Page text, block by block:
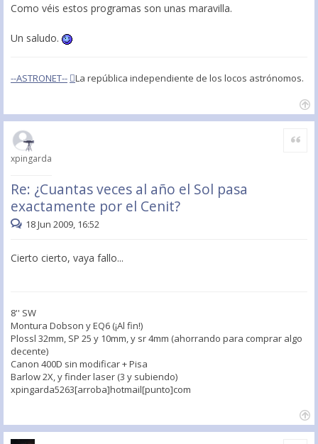
Como véis estos programas son unas maravilla.
Un saludo.
--ASTRONET-- La república independiente de los locos astrónomos.
xpingarda
Re: ¿Cuantas veces al año el Sol pasa
exactamente por el Cenit?
Citar
18 Jun 2009, 16:52
Cierto cierto, vaya fallo...
8'' SW
Montura Dobson y EQ6 (¡Al fin!)
Plossl 32mm, SP 25 y 10mm, y sr 4mm (ahorrando para comprar algo
decente)
Canon 400D sin modificar + Pisa
Barlow 2X, y finder laser (3 y subiendo)
xpingarda5263[arroba]hotmail[punto]com